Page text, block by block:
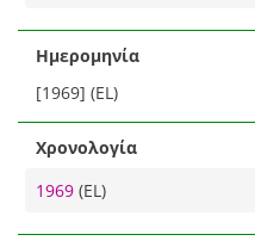
Ημερομηνία
[1969] (EL)
Χρονολογία
1969 (EL)